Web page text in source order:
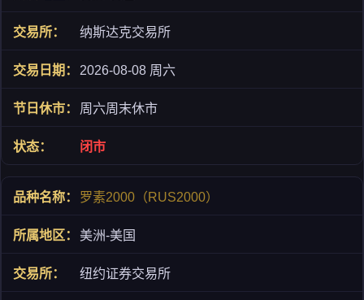
纳斯达克交易所
2026-08-08 周六
周六周末休市
闭市
罗素2000（RUS2000）
美洲-美国
纽约证券交易所